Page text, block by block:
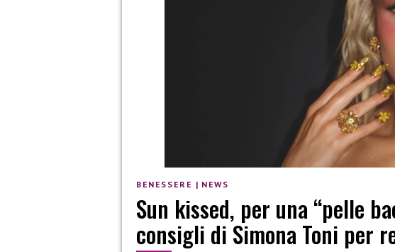
BENESSERE | NEWS
Sun kissed, per una “pelle
consigli di Simona Toni per